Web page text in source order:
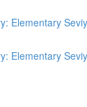
Elementary
Elementary